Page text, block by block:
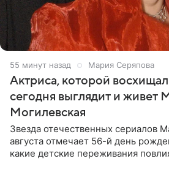
55 минут назад Мария Серяпова
Актриса, которой
сегодня выглядит и живет
Могилевская
Звезда отечественных сериалов
августа отмечает 56-й день
какие детские переживания